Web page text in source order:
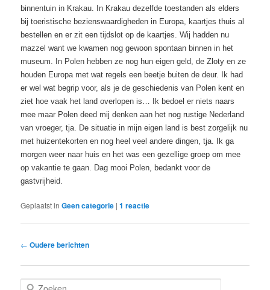
binnentuin in Krakau. In Krakau dezelfde toestanden als elders
bij toeristische bezienswaardigheden in Europa, kaartjes thuis al
bestellen en er zit een tijdslot op de kaartjes. Wij hadden nu
mazzel want we kwamen nog gewoon spontaan binnen in het
museum. In Polen hebben ze nog hun eigen geld,de Zloty en ze
houden Europa met wat regelseen beetje buiten de deur. Ik had
er wel wat begrip voor, als je de geschiedenis van Polenkent en
ziet hoe vaak het landoverlopen is… Ik bedoel er niets naars
mee maar Polen deed mij denken aan het nog rustige Nederland
van vroeger, tja. De situatie in mijn eigen land is best zorgelijk nu
met huizentekorten en nog heel veel andere dingen, tja. Ik ga
morgen weer naar huis en het was een gezellige groep om mee
op vakantie te gaan. Dag mooi Polen, bedankt voor de
gastvrijheid.
Geplaatst in Geen categorie |1 reactie
Berichtnavigatie
← Oudere berichten